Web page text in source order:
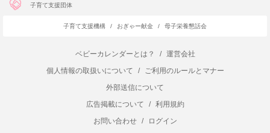
子育て支援団体
子育て支援機構 / おぎゃー献金 / 母子栄養懇話会
ベビーカレンダーとは？ /
運営会社
個人情報の取扱いについて
/
ご利用のルールとマナー
外部送信について
広告掲載について
/
利用規約
お問い合わせ
/ ログイン